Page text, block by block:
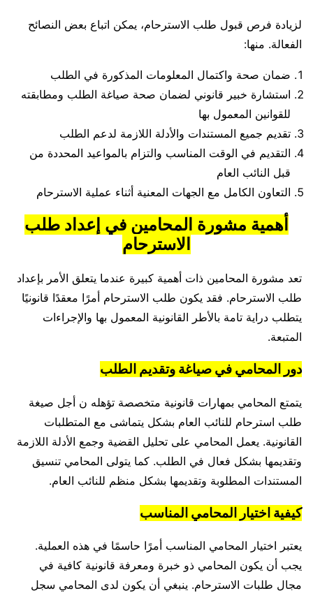
لزيادة فرص قبول طلب الاسترحام، يمكن اتباع بعض النصائح
الفعالة. منها:
ضمان صحة واكتمال المعلومات المذكورة في الطلب
استشارة خبير قانوني لضمان صحة صياغة الطلب ومطابقته
للقوانين المعمول بها
تقديم جميع المستندات والأدلة اللازمة لدعم الطلب
التقديم في الوقت المناسب والتزام بالمواعيد المحددة من
قبل النائب العام
التعاون الكامل مع الجهات المعنية أثناء عملية الاسترحام
أهمية مشورة المحامين في إعداد طلب
الاسترحام
تعد مشورة المحامين ذات أهمية كبيرة عندما يتعلق الأمر بإعداد
طلب الاسترحام. فقد يكون طلب الاسترحام أمرًا معقدًا قانونيًا
يتطلب دراية تامة بالأطر القانونية المعمول بها والإجراءات
المتبعة.
دور المحامي في صياغة وتقديم الطلب
يتمتع المحامي بمهارات قانونية متخصصة تؤهله ن أجل صيغة
طلب استرحام للنائب العام بشكل يتماشى مع المتطلبات
القانونية. يعمل المحامي على تحليل القضية وجمع الأدلة اللازمة
وتقديمها بشكل فعال في الطلب. كما يتولى المحامي تنسيق
المستندات المطلوبة وتقديمها بشكل منظم للنائب العام.
كيفية اختيار المحامي المناسب
يعتبر اختيار المحامي المناسب أمرًا حاسمًا في هذه العملية.
يجب أن يكون المحامي ذو خبرة ومعرفة قانونية كافية في
مجال طلبات الاسترحام. ينبغي أن يكون لدى المحامي سجل